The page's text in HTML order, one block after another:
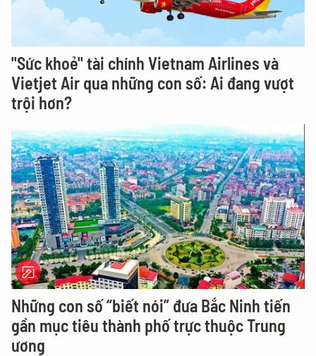
"Sức khoẻ" tài chính Vietnam Airlines và
Vietjet Air qua những con số: Ai đang vượt
trội hơn?
Những con số “biết nói” đưa Bắc Ninh tiến
gần mục tiêu thành phố trực thuộc Trung
ương